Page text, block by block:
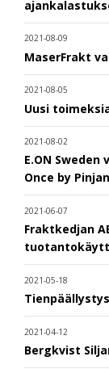
2021-08-09
MaserFrakt
2021-08-05
Uusi
2021-08-02
E.ON
Once by Pinjan
2021-06-07
Fraktkedjan
2021-05-18
2021-04-12
Bergkvist